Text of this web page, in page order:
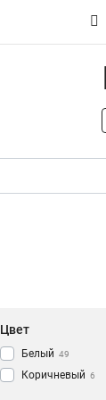
Цвет
Белый 49
Коричневый 6